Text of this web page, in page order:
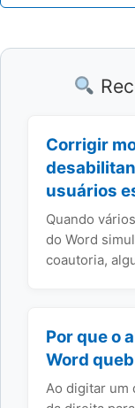
Corrigir
usuários
Quando
do Word
coautoria,
Por que o
Word
Ao digitar um